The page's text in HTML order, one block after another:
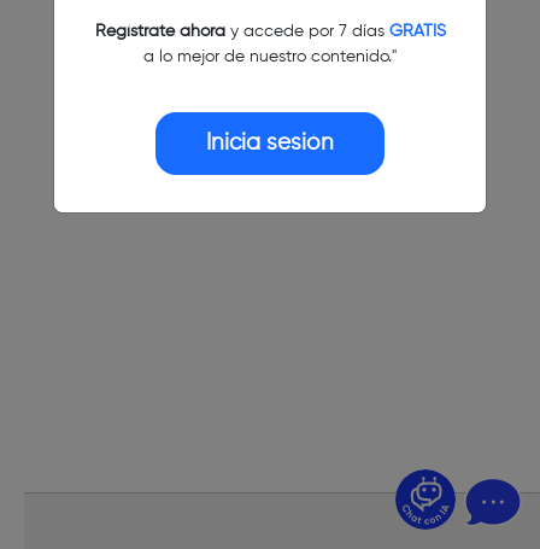
Regístrate ahoray accede por 7 días GRATIS
a lo mejor de nuestro contenido."
Inicia sesión